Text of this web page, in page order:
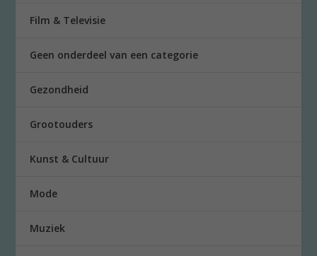
Film & Televisie
Geen onderdeel van een categorie
Gezondheid
Grootouders
Kunst & Cultuur
Mode
Muziek